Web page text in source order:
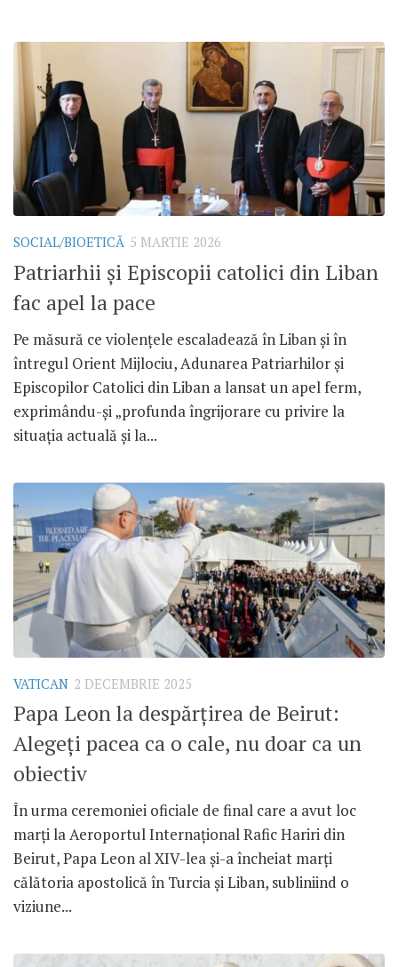
SOCIAL/BIOETICĂ 5 MARTIE 2026
Patriarhii și Episcopii catolici din Liban
fac apel la pace
Pe măsură ce violențele escaladează în Liban și în
întregul Orient Mijlociu, Adunarea Patriarhilor și
Episcopilor Catolici din Liban a lansat un apel ferm,
exprimându-și „profunda îngrijorare cu privire la
situația actuală și la...
VATICAN 2 DECEMBRIE 2025
Papa Leon la despărțirea de Beirut:
Alegeți pacea ca o cale, nu doar ca un
obiectiv
În urma ceremoniei oficiale de final care a avut loc
marți la Aeroportul Internațional Rafic Hariri din
Beirut, Papa Leon al XIV-lea și-a încheiat marți
călătoria apostolică în Turcia și Liban, subliniind o
viziune...